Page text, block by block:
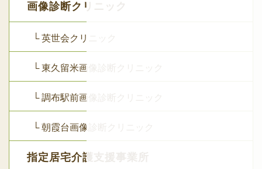
画像診断クリニック
└ 英世会クリニック
└ 東久留米画像診断クリニック
└ 調布駅前画像診断クリニック
└ 朝霞台画像診断クリニック
指定居宅介護支援事業所